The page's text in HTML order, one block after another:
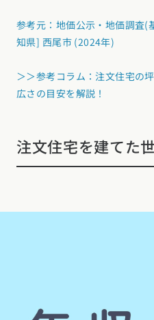
参考元：地価公示・地価調査(
知県] 西尾市 (2024年)
＞＞参考コラム：注文住宅の
広さの目安を解説！
注文住宅を建てた